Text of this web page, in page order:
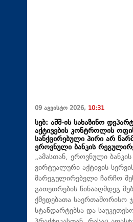
09 აგვისტო 2026, 10:31
სებ: აშშ-ის სახაზინო
აქტივების კონტროლის
სანქცირებული პირი არ
ეროვნული ბანკის
„ამასთან, ეროვნული
ვირტუალური აქტივის
მარეგულირებელი ჩარჩო
გათეთრების წინააღმდეგ
ქმედებათა საერთაშორისო
სტანდარტებსა და